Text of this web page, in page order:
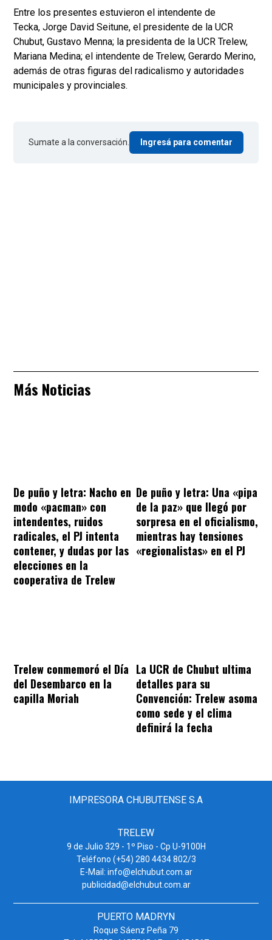
Entre los presentes estuvieron el intendente de
Tecka, Jorge David Seitune, el presidente de la UCR
Chubut, Gustavo Menna; la presidenta de la UCR Trelew,
Mariana Medina; el intendente de Trelew, Gerardo Merino,
además de otras figuras del radicalismo y autoridades
municipales y provinciales.
Sumate a la conversación. Ingresá para comentar
Más Noticias
De puño y letra: Nacho en
modo «pacman» con
intendentes, ruidos
radicales, el PJ intenta
contener, y dudas por las
elecciones en la
cooperativa de Trelew
De puño y letra: Una «pipa
de la paz» que llegó por
sorpresa en el oficialismo,
mientras hay tensiones
«regionalistas» en el PJ
Trelew conmemoró el Día
del Desembarco en la
capilla Moriah
La UCR de Chubut ultima
detalles para su
Convención: Trelew asoma
como sede y el clima
definirá la fecha
IMPRESORA CHUBUTENSE S.A
TRELEW
9 de Julio 329 - 1º Piso - Cp U-9100H
Teléfono (+54) 280 4434 802/3
E-Mail: info@elchubut.com.ar
publicidad@elchubut.com.ar
PUERTO MADRYN
Roque Sáenz Peña 79